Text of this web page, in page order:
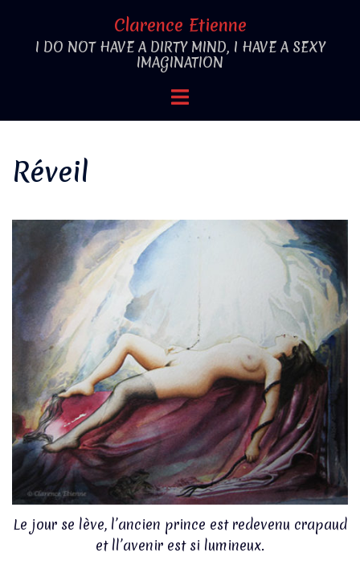
contenu
Clarence Etienne
I DO NOT HAVE A DIRTY MIND, I HAVE A SEXY
IMAGINATION
Ouvrir/fermer
Réveil
Le jour se lève, l’ancien prince est redevenu crapaud
et ll’avenir est si lumineux.